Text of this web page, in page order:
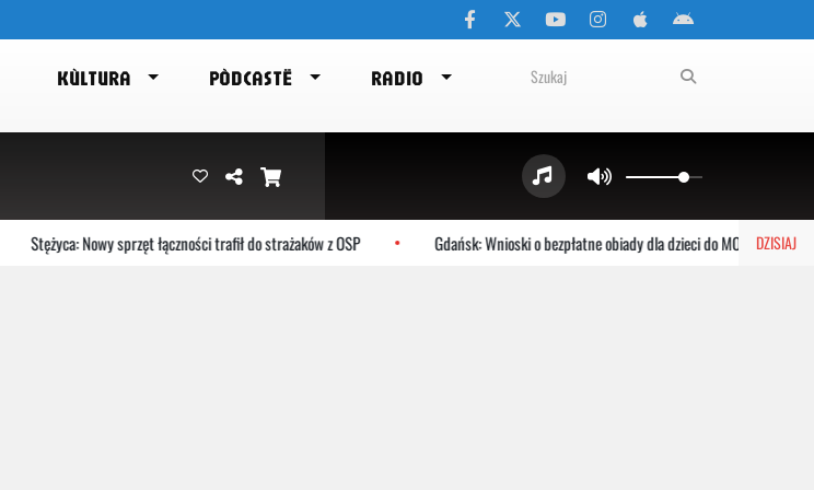
KÙLTURA PÒDCASTË RADIO
DZISIAJ
Stężyca: Nowy sprzęt łączności trafił do strażaków z OSP Gdańsk: Wnioski o bezpłatne obiady dla dzieci do MOPR